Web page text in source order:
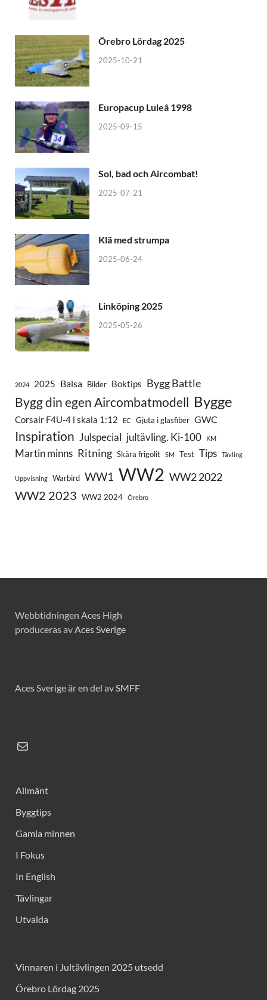
Örebro Lördag 2025
2025-10-21
Europacup Luleå 1998
2025-09-15
Sol, bad och Aircombat!
2025-07-21
Klä med strumpa
2025-06-24
Linköping 2025
2025-05-26
2024 2025 Balsa Bilder Boktips Bygg Battle
Bygg din egen Aircombatmodell Bygge
Corsair F4U-4 i skala 1:12 EC Gjuta i glasfiber GWC
Inspiration Julspecial jultävling. Ki-100 KM
Martin minns Ritning Skära frigolit SM Test Tips Tävling
Uppvisning Warbird WW1 WW2 WW2 2022
WW2 2023 WW2 2024 Örebro
Webbtidningen Aces High
produceras avAces Sverige
Aces Sverige är en del avSMFF
Allmänt
Byggtips
Gamla minnen
I Fokus
In English
Tävlingar
Utvalda
Vinnaren i Jultävlingen 2025 utsedd
Örebro Lördag 2025